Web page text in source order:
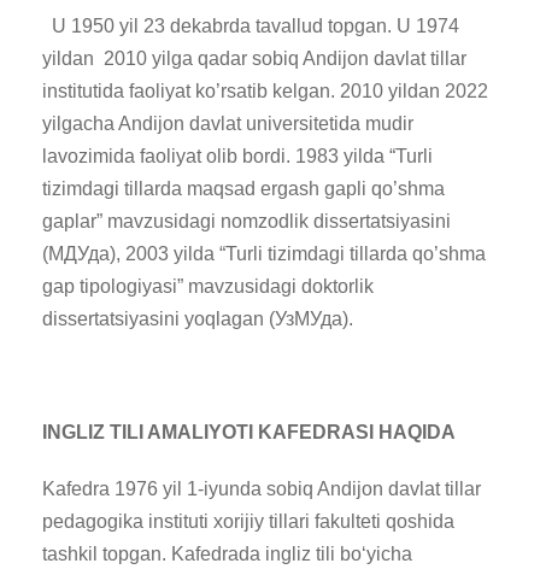
U 1950 yil 23 dekabrda tavallud topgan. U 1974
yildan 2010 yilga qadar sobiq Andijon davlat tillar
institutida faoliyat ko’rsatib kelgan. 2010 yildan 2022
yilgacha Andijon davlat universitetida mudir
lavozimida faoliyat olib bordi. 1983 yilda “Turli
tizimdagi tillarda maqsad ergash gapli qo’shma
gaplar” mavzusidagi nomzodlik dissertatsiyasini
(МДУда), 2003 yilda “Turli tizimdagi tillarda qo’shma
gap tipologiyasi” mavzusidagi doktorlik
dissertatsiyasini yoqlagan (УзМУда).
INGLIZ TILI AMALIYOTI KAFEDRASI HAQIDA
Kafedra 1976 yil 1-iyunda sobiq Andijon davlat tillar
pedagogika instituti xorijiy tillari fakulteti qoshida
tashkil topgan. Kafedrada ingliz tili bo‘yicha